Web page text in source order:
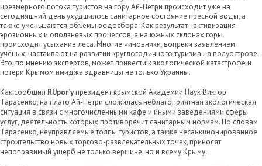
чрезмерного потока туристов на гору Ай-Петри происходит уже на
сегодняшний день ухудшилось санитарное состояние пресной воды, а
также уменьшаются объемы водосбора. Как результат - активизация
эрозионных и оползневых процессов, а на южных склонах горы
происходит усыхание леса. Многие чиновники, вопреки заявлением
учёных, настаивают на развитии круглогодичного туризма на полуострове.
Это, по мнению экспертов, может привести к экологической катастрофе и
потери Крымом имиджа здравницы не только Украины.
Как сообщил RUpor’yпрезидент крымской Академии Наук Виктор
Тарасенко, на плато Ай-Петри сложилась неблагоприятная экологическая
ситуация в связи с многочисленными кафе и иными заведениями сферы
услуг, деятельность которых противоречит санитарным нормам. По словам
Тарасенко, неуправляемые толпы туристов, а также несанкционированное
строительство новых торгово-развлекательных точек, приносят
непоправимый ущерб не только вершине, но и всему Крыму.